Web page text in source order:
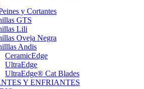
y Cortantes
GTS
Lili
Oveja Negra
Andis
CeramicEdge
UltraEdge
UltraEdge® Cat Blades
Y ENFRIANTES